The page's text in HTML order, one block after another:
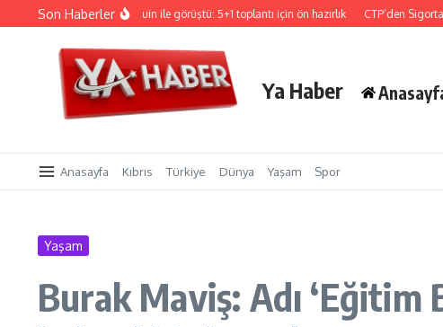
İçeriğe atlaSon Haberler
Hristodulidis, Holguin ile görüştü: 5+1 toplantı için ön hazırlık CTP’den Sigorta ve
Ya Haber
Anasayfa Kıbrıs Türkiye Dünya Yaşam Spor
Yaşam
Burak Maviş: Adı ‘Eğitim